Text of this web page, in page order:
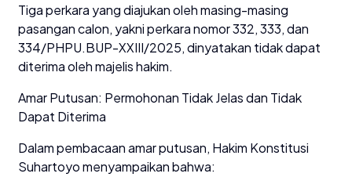
Tiga perkara yang diajukan oleh masing-masing
pasangan calon, yakni perkara nomor 332, 333, dan
334/PHPU.BUP-XXIII/2025, dinyatakan tidak dapat
diterima oleh majelis hakim.
Amar Putusan: Permohonan Tidak Jelas dan Tidak
Dapat Diterima
Dalam pembacaan amar putusan, Hakim Konstitusi
Suhartoyo menyampaikan bahwa: